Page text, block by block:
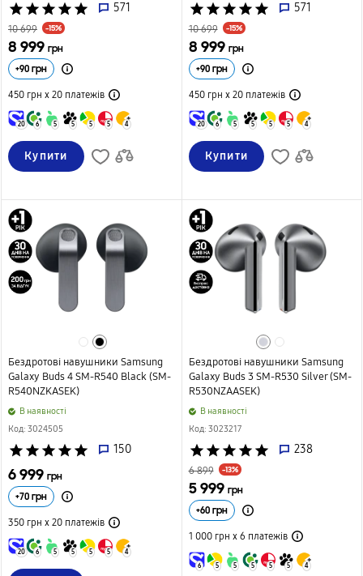
star star star star star 571
10 699 -15%
8 999 грн
+90 грн
450 грн х 20 платежів
20 6 5 5 5 5 4
Купити
star star star star star 571
10 699 -15%
8 999 грн
+90грн
450 грн х 20платежів
20 6 5 5 5 5 4
Купити
Бездротові навушники Samsung
Galaxy Buds 4 SM-R540 Black (SM-
R540NZKASEK)
B наявності
Код: 3024505
star star star star star 150
6 999 грн
+70 грн
350 грн х 20 платежів
20 6 5 5 5 5 4
Бездротові навушники Samsung
Galaxy Buds 3 SM-R530 Silver (SM-
R530NZAASEK)
B наявності
Код: 3023217
star star star star star 238
6 899 -13%
5 999 грн
+60грн
1 000 грн х 6 платежів
6 5 5 5 5 5 4